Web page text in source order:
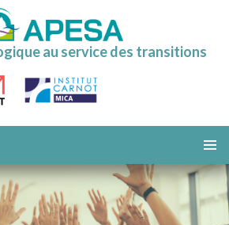
au service des transitions
MENU